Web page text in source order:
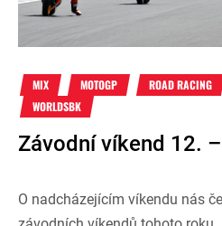
MIX MOTOGP ROAD RACING
WORLDSBK
Závodní víkend 12.
O nadcházejícím víkendu nás